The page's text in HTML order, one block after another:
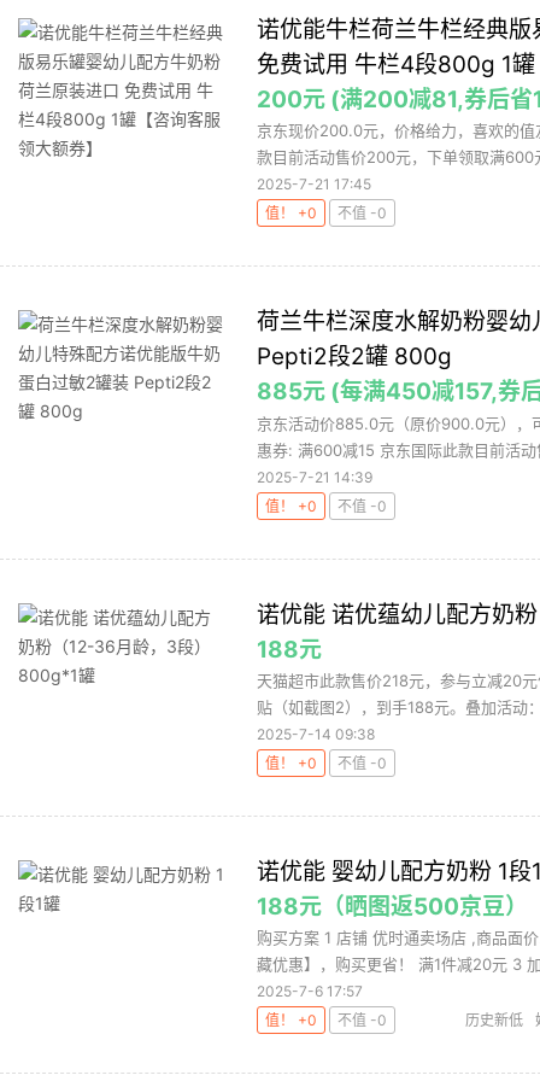
诺优能牛栏荷兰牛栏经典
免费试用 牛栏4段800g 1
200元 (满200减81,券后省
京东现价200.0元，价格给力，喜欢的
款目前活动售价200元，下单领取满600
2025-7-21 17:45
值！ +0
不值 -0
荷兰牛栏深度水解奶粉婴
Pepti2段2罐 800g
885元 (每满450减157,券
京东活动价885.0元（原价900.0元），
惠券: 满600减15 京东国际此款目前活
2025-7-21 14:39
值！ +0
不值 -0
诺优能 诺优蕴幼儿配方奶
188元
天猫超市此款售价218元，参与立减20
贴（如截图2），到手188元。叠加活动
2025-7-14 09:38
值！ +0
不值 -0
诺优能 婴幼儿配方奶粉 1段
188元（晒图返500京豆）
购买方案 1 店铺 优时通卖场店 ,商品面
藏优惠】，购买更省！ 满1件减20元 3
2025-7-6 17:57
值！ +0
不值 -0 历史新低